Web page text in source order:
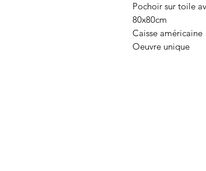
Pochoir sur toile
80x80cm
Caisse américaine
Oeuvre unique